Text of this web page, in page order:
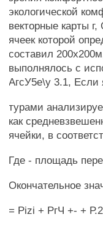
экологической
векторные карты
ячеек которой
составил
выполнялось с
АгсУ5е\у 3.1, Если
турами
как
ячейки, в
Где - площадь
Окончательное
= Pizi + РгЧ +- +